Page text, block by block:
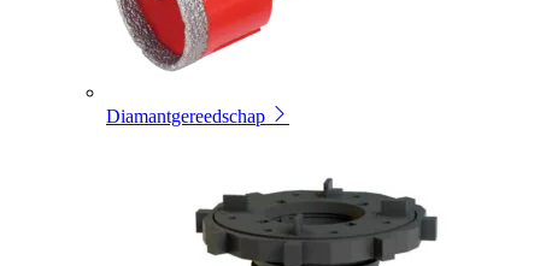
Diamantgereedschap